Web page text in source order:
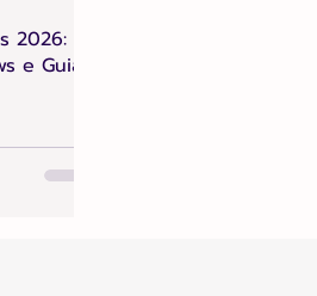
2026:
e Guia